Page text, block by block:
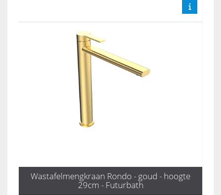
Wastafelmengkraan Rondo - goud - hoogte
29cm - Futurbath